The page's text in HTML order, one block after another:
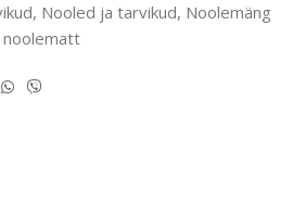
, Nooled ja tarvikud, Noolemäng
noolematt